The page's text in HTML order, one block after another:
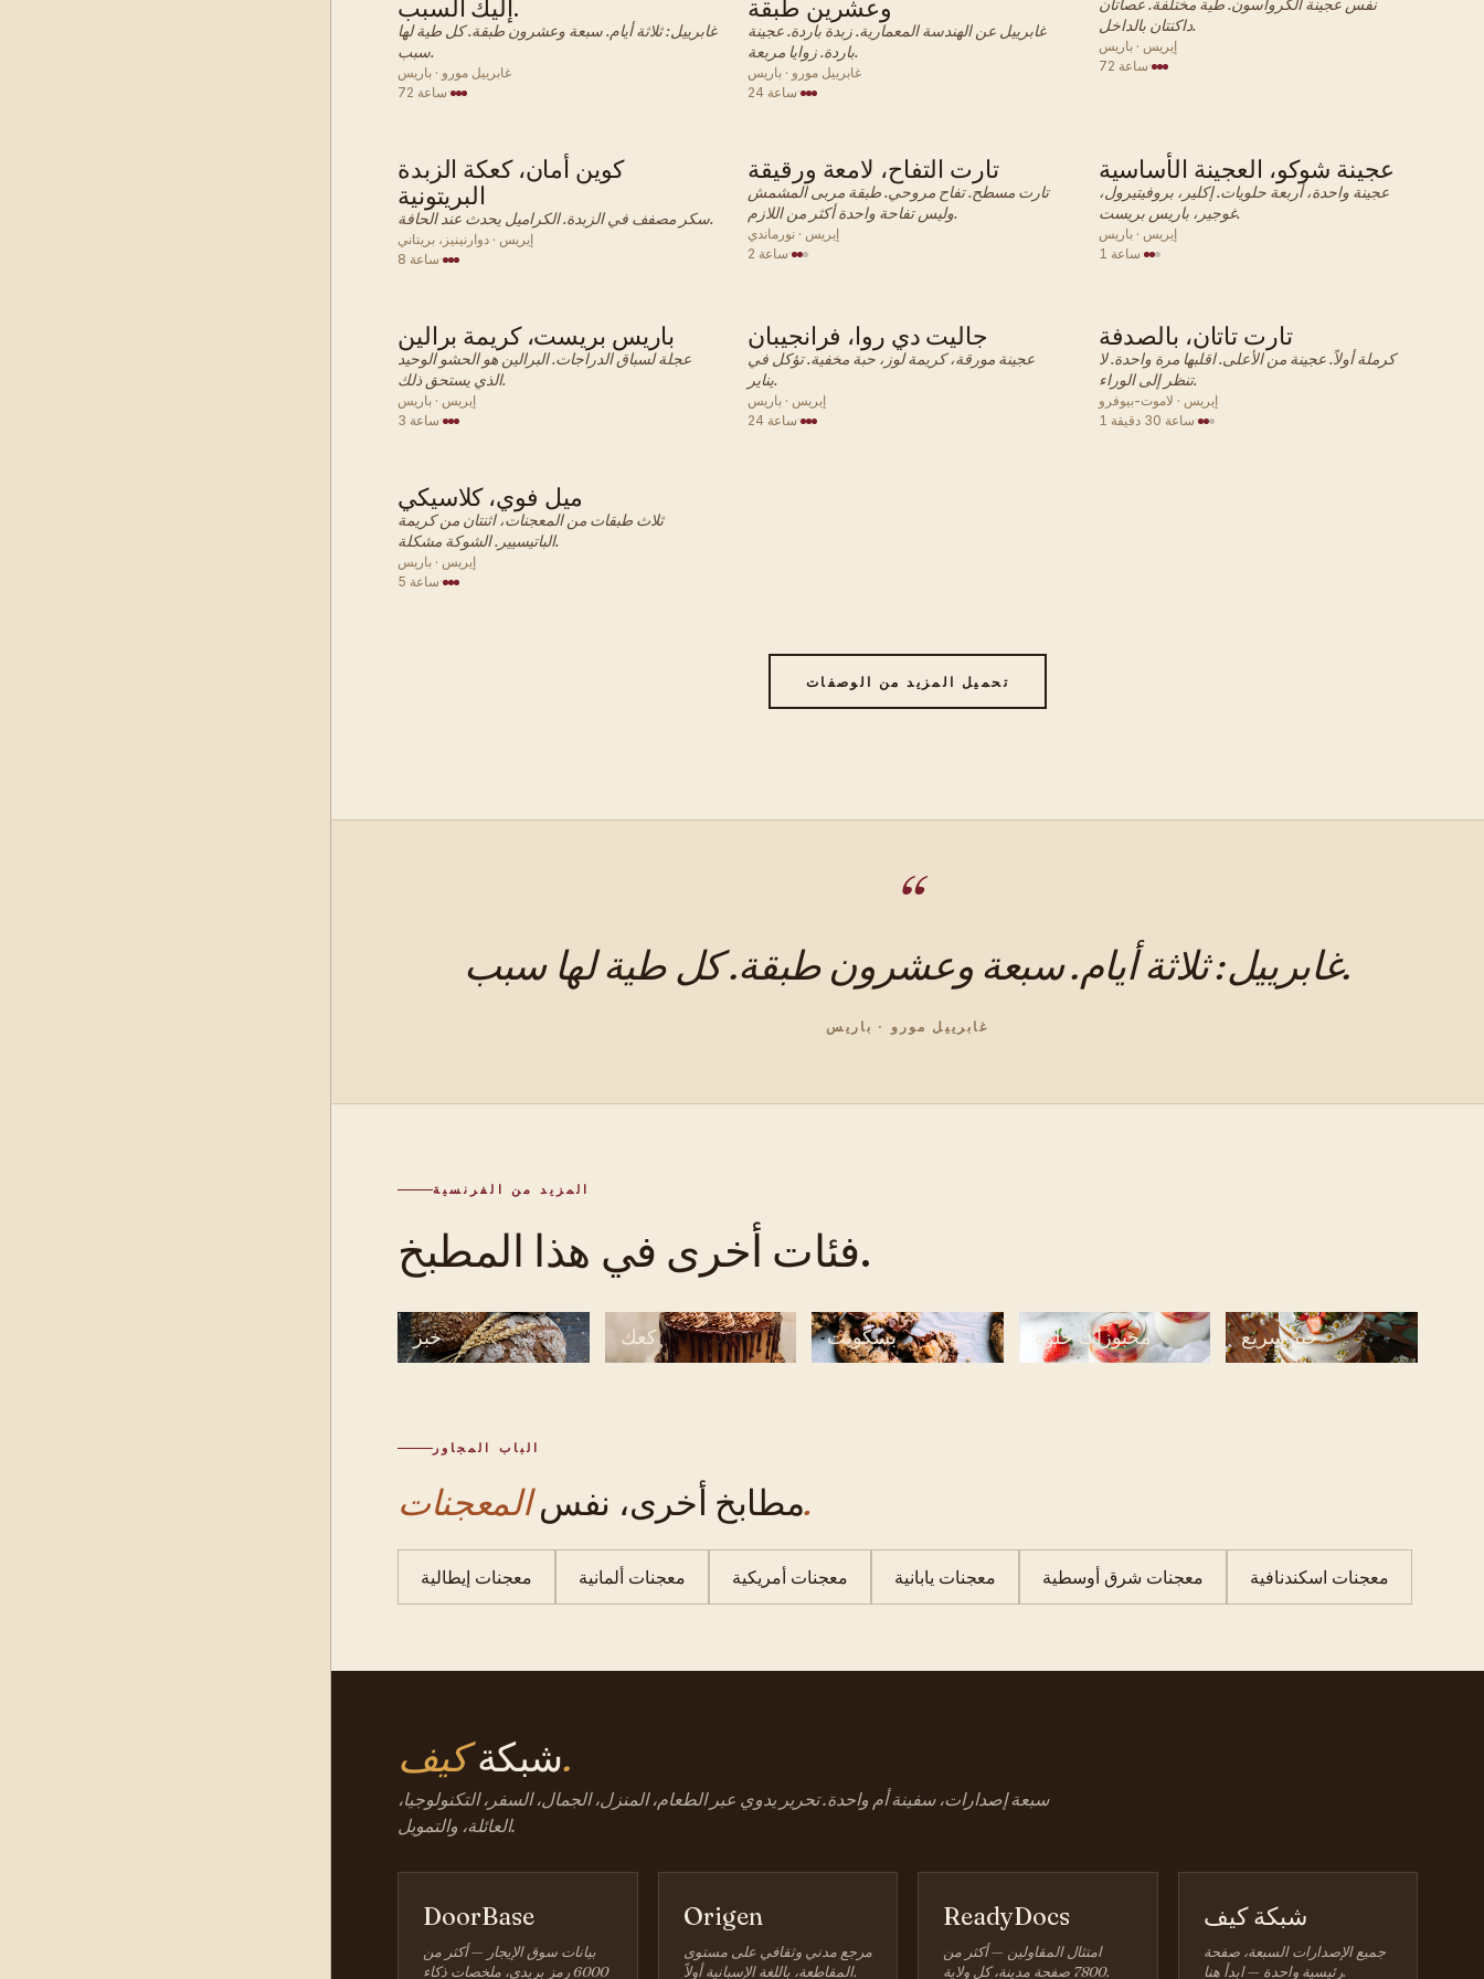
إليك السبب.
غابرييل: ثلاثة أيام. سبعة وعشرون طبقة. كل طية لها
سبب.
غابرييل مورو · باريس
72 ساعة·
وعشرين طبقة
غابرييل عن الهندسة المعمارية. زبدة باردة. عجينة
باردة. زوايا مربعة.
غابرييل مورو · باريس
24 ساعة·
نفس عجينة الكرواسون. طية مختلفة. عصاتان
داكنتان بالداخل.
إيريس · باريس
72 ساعة·
فرنسي · معجنات
كوين أمان، كعكة الزبدة
البريتونية
سكر مصفف في الزبدة. الكراميل يحدث عند الحافة.
إيريس · دوارنينيز، بريتاني
8 ساعة·
فرنسي · معجنات
تارت التفاح، لامعة ورقيقة
تارت مسطح. تفاح مروحي. طبقة مربى المشمش
وليس تفاحة واحدة أكثر من اللازم.
إيريس · نورماندي
2 ساعة·
فرنسي · معجنات
عجينة شوكو، العجينة الأساسية
عجينة واحدة، أربعة حلويات. إكلير، بروفيتيرول،
غوجير، باريس بريست.
إيريس · باريس
1 ساعة·
فرنسي · معجنات
باريس بريست، كريمة برالين
عجلة لسباق الدراجات. البرالين هو الحشو الوحيد
الذي يستحق ذلك.
إيريس · باريس
3 ساعة·
فرنسي · معجنات
جاليت دي روا، فرانجيبان
عجينة مورقة، كريمة لوز، حبة مخفية. تؤكل في
يناير.
إيريس · باريس
24 ساعة·
فرنسي · معجنات
تارت تاتان، بالصدفة
كرملة أولاً. عجينة من الأعلى. اقلبها مرة واحدة. لا
تنظر إلى الوراء.
إيريس · لاموت-بيوفرو
1 ساعة 30 دقيقة·
فرنسي · معجنات
ميل فوي، كلاسيكي
ثلاث طبقات من المعجنات، اثنتان من كريمة
الباتيسيير. الشوكة مشكلة.
إيريس · باريس
5 ساعة·
تحميل المزيد من الوصفات
غابرييل: ثلاثة أيام. سبعة وعشرون طبقة. كل طية لها سبب.
غابرييل مورو · باريس
المزيد من الفرنسية
فئات أخرى في هذا المطبخ.
خبز كعك بسكويت مخبوزات حلوة خبز سريع
الباب المجاور
مطابخ أخرى، نفسالمعجنات.
معجنات إيطالية معجنات ألمانية معجنات أمريكية معجنات يابانية معجنات شرق أوسطية معجنات اسكندنافية
شبكةكيف.
سبعة إصدارات، سفينة أم واحدة. تحرير يدوي عبر الطعام، المنزل، الجمال، السفر، التكنولوجيا،
العائلة، والتمويل.
DoorBase
بيانات سوق الإيجار — أكثر من
6000 رمز بريدي، ملخصات ذكاء
Origen
مرجع مدني وثقافي على مستوى
المقاطعة، باللغة الإسبانية أولاً.
ReadyDocs
امتثال المقاولين — أكثر من
7800 صفحة مدينة، كل ولاية.
شبكة كيف
جميع الإصدارات السبعة، صفحة
رئيسية واحدة — ابدأ هنا.